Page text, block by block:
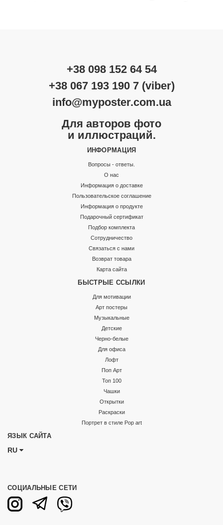
+38 098 152 64 54
+38 067 193 190 7 (viber)
info@myposter.com.ua
Для авторов фото
и иллюстраций.
ИНФОРМАЦИЯ
Вопросы - ответы.
О нас
Информация о доставке
Пользовательское соглашение
Информация о продукте
Подарочный сертификат
Подбор комплекта
Сотрудничество
Связаться с нами
Возврат товара
Карта сайта
БЫСТРЫЕ ССЫЛКИ
Для мотивации
Арт постеры
Музыкальные
Детские
Черно-белые
Для офиса
Лофт
Поп Арт
Топ 100
Чашки
Открытки
Раскраски
Портрет в стиле Pop art
ЯЗЫК САЙТА
RU
СОЦИАЛЬНЫЕ СЕТИ